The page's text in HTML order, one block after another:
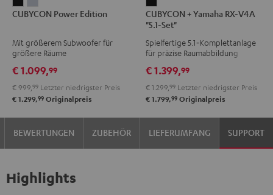
Power
Schwarz
Power
Silber
CUBYCON Power Edition
Mit größerem Subwoofer für
größere Räume
€ 1.099,99
€ 999, 99 Letzter niedrigster Preis
€ 1.299,99 Originalpreis
+
Yamaha
RX-
V4A
"5.1-
Set"
Schwarz
CUBYCON + Yamaha RX-V4A
"5.1-Set"
Spielfertige 5.1‑Komplettanlage
für präzise Raumabbildung
€ 1.399,99
€ 1.299, 99 Letzter niedrigster Preis
€ 1.799,99 Originalpreis
BEWERTUNGEN ZUBEHÖR LIEFERUMFANG SUPPORT
Highlights